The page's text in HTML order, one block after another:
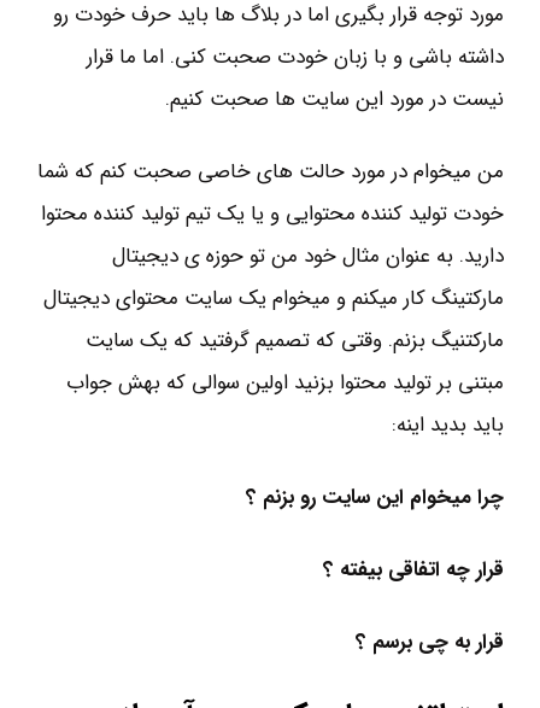
مورد توجه قرار بگیری اما در بلاگ ها باید حرف خودت رو
داشته باشی و با زبان خودت صحبت کنی. اما ما قرار
نیست در مورد این سایت ها صحبت کنیم.
من میخوام در مورد حالت های خاصی صحبت کنم که شما
خودت تولید کننده محتوایی و یا یک تیم تولید کننده محتوا
دارید. به عنوان مثال خود من تو حوزه ی دیجیتال
مارکتینگ کار میکنم و میخوام یک سایت محتوای دیجیتال
مارکتنیگ بزنم. وقتی که تصمیم گرفتید که یک سایت
مبتنی بر تولید محتوا بزنید اولین سوالی که بهش جواب
باید بدید اینه:
چرا میخوام این سایت رو بزنم ؟
قرار چه اتفاقی بیفته ؟
قرار به چی برسم ؟